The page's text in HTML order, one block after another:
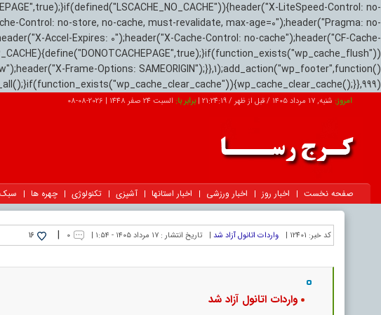
LiteSpeed-Control: no-
Control: no-store, no-cache, must-revalidate, max-age=0");header("Pragma: no-
Accel-Expires: 0");header("X-Cache-Control: no-cache");header("CF-Cache-
Frame-Options: SAMEORIGIN");}},1);add_action("wp_footer",function()
امروز: شنبه, ۱۷ مرداد ۱۴۰۵ / قبل از ظهر / 21:24:20
|برابر با:السبت 24 صفر 1448 |
2026-08-08
صفحه نخست اخبار روز اخبار ورزشی اخبار استانها آشپزی تکنولوژی چهره ها
کد خبر: 12401 | واردات اتانول آزاد شد | تاریخ انتشار : ۱۷ مرداد ۱۴۰۵ - ۱:۵۴ | ۰ |
16
واردات اتانول آزاد شد